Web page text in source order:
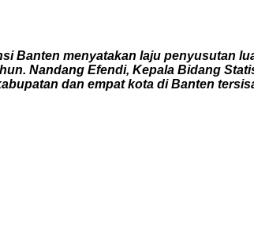
Banten menyatakan laju penyusutan
Nandang Efendi, Kepala Bidang
dan empat kota di Banten